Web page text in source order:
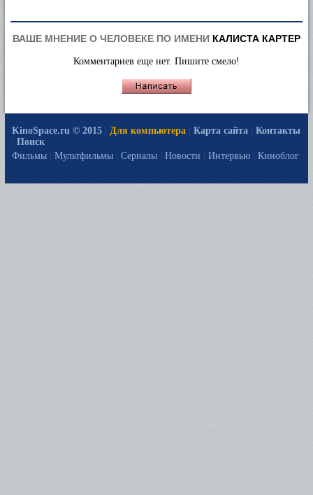
ВАШЕ МНЕНИЕ О ЧЕЛОВЕКЕ ПО ИМЕНИ КАЛИСТА КАРТЕР
Комментариев еще нет. Пишите смело!
KinoSpace.ru © 2015 Для компьютера Карта сайта
Контакты
Поиск
Фильмы
Мультфильмы Сериалы Новости Интервью Киноблог